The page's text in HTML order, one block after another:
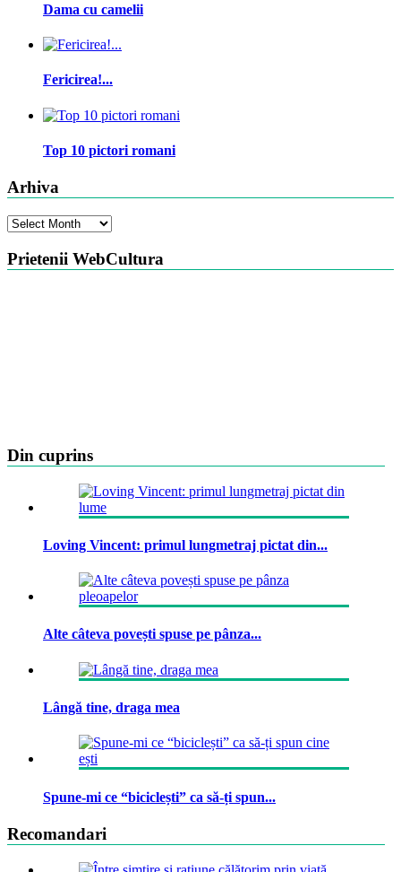
Dama cu camelii
Fericirea!...
Top 10 pictori romani
Arhiva
Arhiva
Prietenii WebCultura
Din cuprins
Loving Vincent: primul lungmetraj pictat din...
Alte câteva povești spuse pe pânza...
Lângă tine, draga mea
Spune-mi ce “biciclești” ca să-ți spun...
Recomandari